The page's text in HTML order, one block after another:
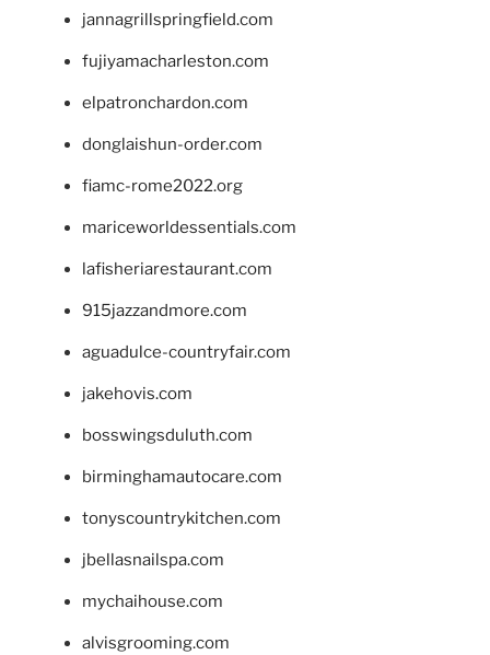
jannagrillspringfield.com
fujiyamacharleston.com
elpatronchardon.com
donglaishun-order.com
fiamc-rome2022.org
mariceworldessentials.com
lafisheriarestaurant.com
915jazzandmore.com
aguadulce-countryfair.com
jakehovis.com
bosswingsduluth.com
birminghamautocare.com
tonyscountrykitchen.com
jbellasnailspa.com
mychaihouse.com
alvisgrooming.com